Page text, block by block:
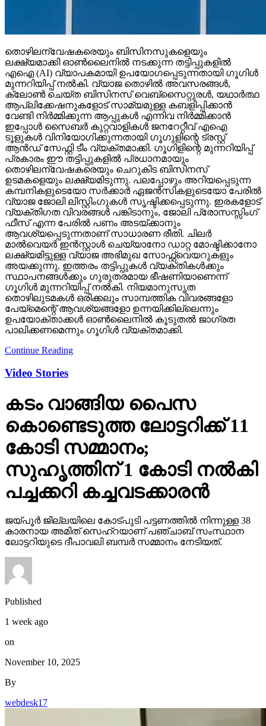
തൊഴിലന്വേഷകരെയും ബിസിനസുകളെയും
ലക്ഷ്യമാക്കി ഓണ്‍ലൈനില്‍ നടക്കുന്ന തട്ടിപ്പുകളില്‍
എഐ (AI) വ്യാപകമായി ഉപയോഗപ്പെടുന്നതായി ഗൂഗിള്‍
മുന്നറിയിപ്പ് നല്‍കി. വ്യാജ തൊഴില്‍ അവസരങ്ങള്‍,
ക്ലോണ്‍ ചെയ്ത ബിസിനസ് വെബ്‌സൈറ്റുരള്‍, യഥാര്‍ത്ഥ
ആപ്ലിക്കേഷനുകളോട് സാമ്യമുള്ള കബളിപ്പിക്കാന്‍
വേണ്ടി നിര്‍മ്മിക്കുന്ന ആപ്പുകള്‍ എന്നിവ നിര്‍മ്മിക്കാന്‍
ഇപ്പോള്‍ സൈബര്‍ കുറ്റവാളികള്‍ ജനറേറ്റീവ് എഐ
ടൂളുകള്‍ വിനിയോഗിക്കുന്നതായി ഗൂഗുളിന്റെ ട്രസ്റ്റ്
ആന്‍ഡ് സേഫ്റ്റി ടീം വ്യക്തമാക്കി. ഗൂഗിളിന്റെ മുന്നറിയിപ്പ്
പ്രകാരം ഈ തട്ടിപ്പുകളില്‍ പ്രധാനമായും
തൊഴിലന്വേഷകരെയും ചെറുകിട ബിസിനസ്
ഉടമകളെയും ലക്ഷ്യമിടുന്നു. പലപ്പോഴും അറിയപ്പെടുന്ന
കമ്പനികളുടെയോ സര്‍ക്കാര്‍ ഏജന്‍സികളുടെയോ പേരില്‍
വ്യാജ ജോലി ലിസ്റ്റിംഗുകള്‍ സൃഷ്ടിക്കപ്പെടുന്നു. ഇരകളോട്
വ്യക്തിഗത വിവരങ്ങള്‍ പങ്കിടാനും, ജോലി പ്രോസസ്സിംഗ്
ഫീസ് എന്ന പേരില്‍ പണം അടയ്ക്കാനും
ആവശ്യപ്പെടുന്നതാണ് സാധാരണ രീതി. ചിലര്‍
മാല്‍വെയര്‍ ഇന്‍സ്റ്റാള്‍ ചെയ്യാനോ ഡാറ്റ മോഷ്ടിക്കാനോ
ലക്ഷ്യമിട്ടുള്ള വ്യാജ അഭിമുഖ സോഫ്റ്റ്‌വെയറുകളും
അയക്കുന്നു. ഇത്തരം തട്ടിപ്പുകള്‍ വ്യക്തികള്‍ക്കും
സ്ഥാപനങ്ങള്‍ക്കും ഗുരുതരമായ ഭീഷണിയാണെന്ന്
ഗൂഗിള്‍ മുന്നറിയിപ്പ് നല്‍കി. നിയമാനുസൃത
തൊഴിലുടമകള്‍ ഒരിക്കലും സാമ്പത്തിക വിവരങ്ങളോ
പേയ്‌മെന്റെ് ആവശ്യങ്ങളോ ഉന്നയിക്കില്ലെന്നും
ഉപയോക്താക്കള്‍ ഓണ്‍ലൈനില്‍ കൂടുതല്‍ ജാഗ്രത
പാലിക്കണമെന്നും ഗൂഗിള്‍ വ്യക്തമാക്കി.
Continue Reading
Video Stories
കടം വാങ്ങിയ പൈസ
കൊണ്ടെടുത്ത ലോട്ടറിക്ക് 11
കോടി സമ്മാനം;
സുഹൃത്തിന് 1 കോടി നല്‍കി
പച്ചക്കറി കച്ചവടക്കാരന്‍
ജയ്പൂര്‍ ജില്ലയിലെ കോട്പുടി പട്ടണത്തില്‍ നിന്നുള്ള 38
കാരനായ അമിത് സെഹ്‌റയാണ് പഞ്ചാബ് സംസ്ഥാന
ലോട്ടറിയുടെ ദീപാവലി ബമ്പര്‍ സമ്മാനം നേടിയത്.
Published
1 week ago
on
November 10, 2025
By
webdesk17